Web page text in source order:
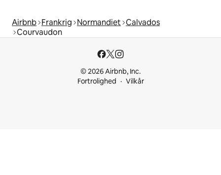
Airbnb Frankrig Normandiet Calvados
Courvaudon
© 2026 Airbnb, Inc.
Fortrolighed
Vilkår